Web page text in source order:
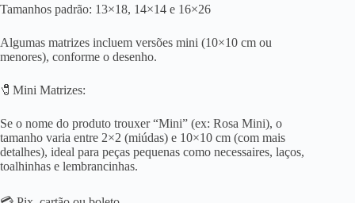
Tamanhos padrão: 13×18, 14×14 e 16×26
Algumas matrizes incluem versões mini (10×10 cm ou
menores), conforme o desenho.
🧷Mini Matrizes:
Se o nome do produto trouxer “Mini” (ex: Rosa Mini), o
tamanho varia entre 2×2 (miúdas) e 10×10 cm (com mais
detalhes), ideal para peças pequenas como necessaires, laços,
toalhinhas e lembrancinhas.